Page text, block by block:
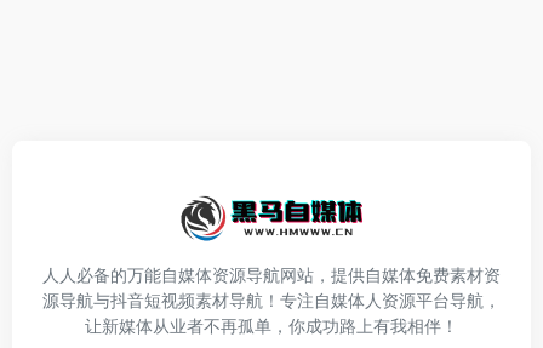
人人必备的万能自媒体资源导航网站，提供自媒体免费素材资
源导航与抖音短视频素材导航！专注自媒体人资源平台导航，
让新媒体从业者不再孤单，你成功路上有我相伴！